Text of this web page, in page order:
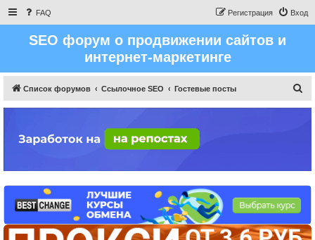
FAQ Вход
Регистрация
SEO форум о продвижении сайтов и
интернет-маркетинге
Список форумов Ссылочное SEO Гостевые посты